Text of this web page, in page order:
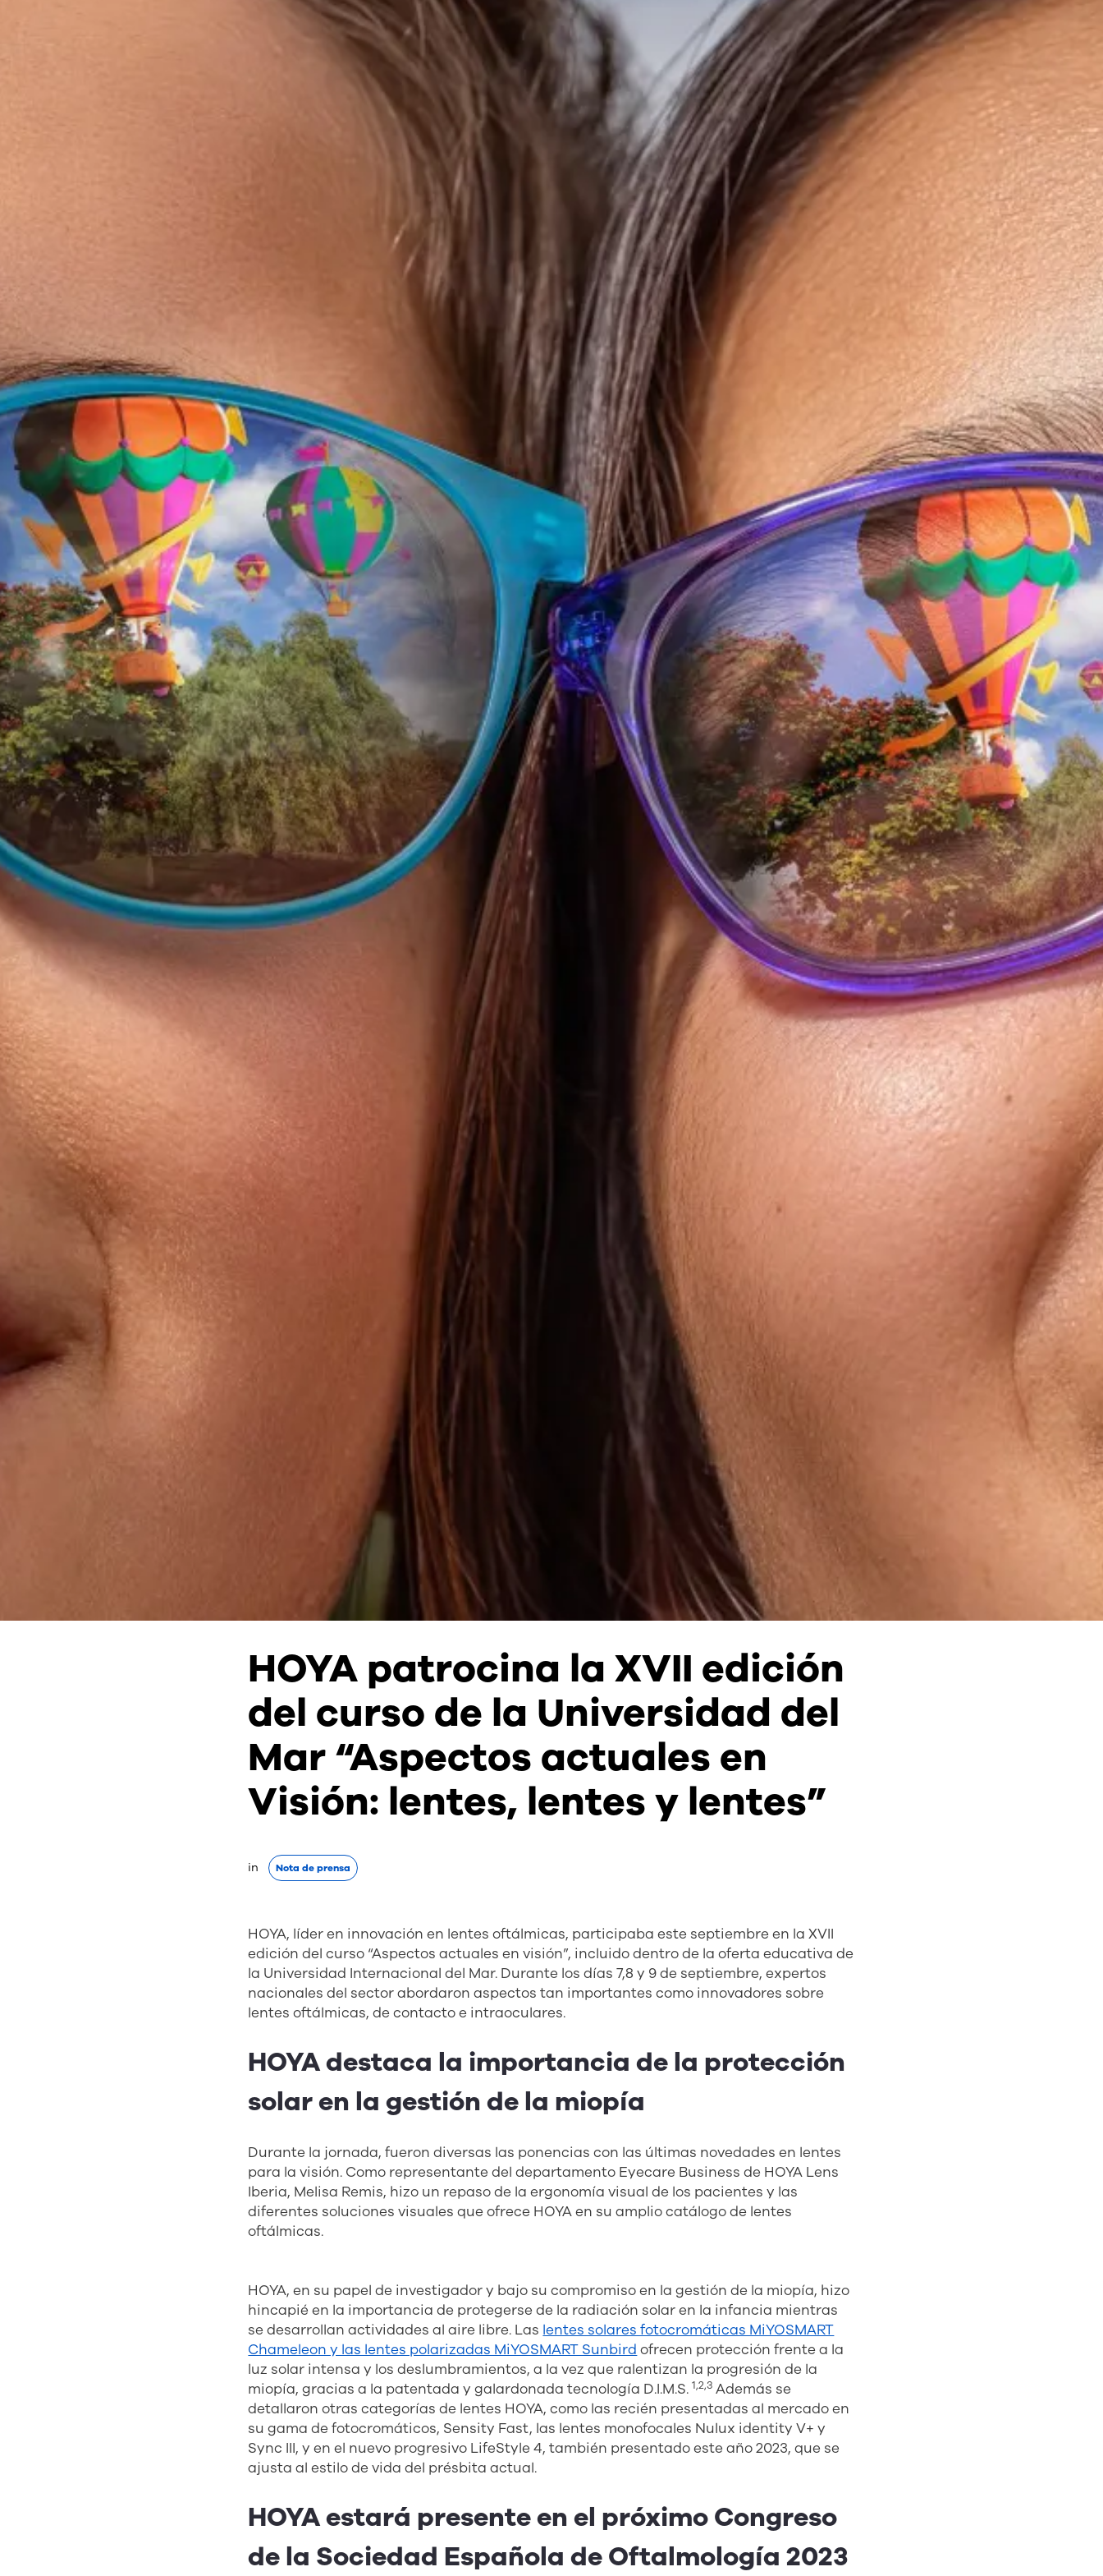
HOYA patrocina la XVII edición
del curso de la Universidad del
Mar “Aspectos actuales en
Visión: lentes, lentes y lentes”
in Nota de prensa
HOYA, líder en innovación en lentes oftálmicas, participaba este septiembre en la XVII
edición del curso “Aspectos actuales en visión”, incluido dentro de la oferta educativa de
la Universidad Internacional del Mar. Durante los días 7,8 y 9 de septiembre, expertos
nacionales del sector abordaron aspectos tan importantes como innovadores sobre
lentes oftálmicas, de contacto e intraoculares.
HOYA destaca la importancia de la protección
solar en la gestión de la miopía
Durante la jornada, fueron diversas las ponencias con las últimas novedades en lentes
para la visión. Como representante del departamento Eyecare Business de HOYA Lens
Iberia, Melisa Remis, hizo un repaso de la ergonomía visual de los pacientes y las
diferentes soluciones visuales que ofrece HOYA en su amplio catálogo de lentes
oftálmicas.
HOYA, en su papel de investigador y bajo su compromiso en la gestión de la miopía, hizo
hincapié en la importancia de protegerse de la radiación solar en la infancia mientras
se desarrollan actividades al aire libre. Las lentes solares fotocromáticas MiYOSMART
Chameleon y las lentes polarizadas MiYOSMART Sunbird ofrecen protección frente a la
luz solar intensa y los deslumbramientos, a la vez que ralentizan la progresión de la
miopía, gracias a la patentada y galardonada tecnología D.I.M.S.1,2,3 Además se
detallaron otras categorías de lentes HOYA, como las recién presentadas al mercado en
su gama de fotocromáticos, Sensity Fast, las lentes monofocales Nulux identity V+ y
Sync III, y en el nuevo progresivo LifeStyle 4, también presentado este año 2023, que se
ajusta al estilo de vida del présbita actual.
HOYA estará presente en el próximo Congreso
de la Sociedad Española de Oftalmología 2023